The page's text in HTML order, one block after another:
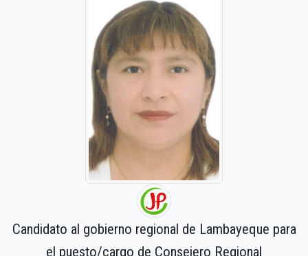
Candidato al gobierno regional de Lambayeque para
el puesto/cargo de Consejero Regional